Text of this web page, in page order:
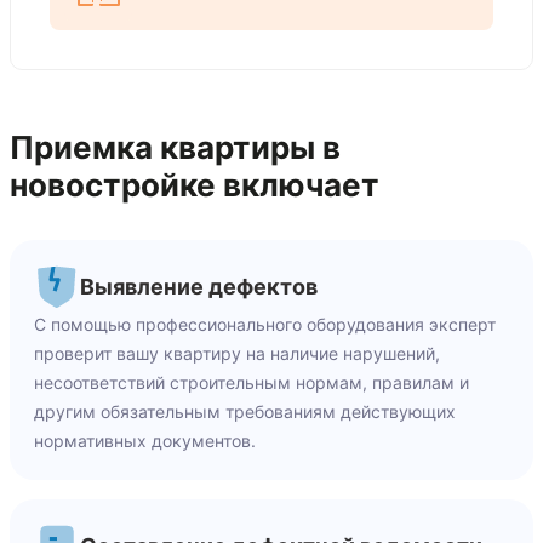
Приемка квартиры в
новостройке включает
Выявление дефектов
С помощью профессионального оборудования эксперт
проверит вашу квартиру на наличие нарушений,
несоответствий строительным нормам, правилам и
другим обязательным требованиям действующих
нормативных документов.